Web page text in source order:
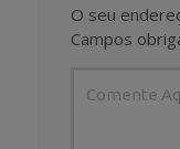
O seu
Campos